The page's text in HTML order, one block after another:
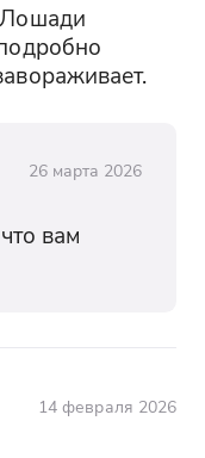
Лошади
26 марта 2026
вам
14 февраля 2026